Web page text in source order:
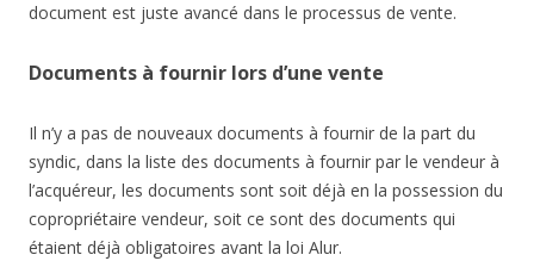
document est juste avancé dans le processus de vente.
Documents à fournir lors d’une vente
Il n’y a pas de nouveaux documents à fournir de la part du
syndic, dans la liste des documents à fournir par le vendeur à
l’acquéreur, les documents sont soit déjà en la possession du
copropriétaire vendeur, soit ce sont des documents qui
étaient déjà obligatoires avant la loi Alur.